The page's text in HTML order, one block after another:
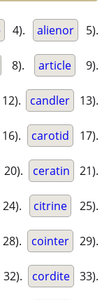
4). alienor 5).
8). article 9).
12). candler 13).
16). carotid 17).
20). ceratin 21).
24). citrine 25).
28). cointer 29).
32). cordite 33).